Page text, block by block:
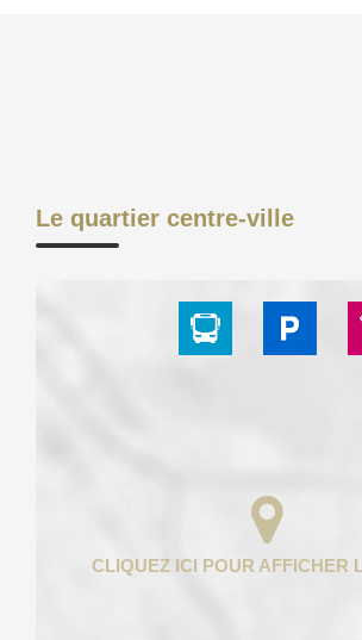
Le quartier centre-ville